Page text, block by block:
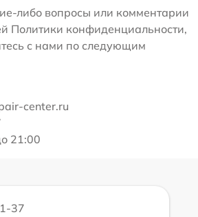
либо вопросы или комментарии
Политики конфиденциальности,
с нами по следующим
center.ru
21:00
37